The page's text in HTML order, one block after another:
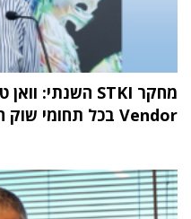
Vendor בכל תחומי שוק ה-IT